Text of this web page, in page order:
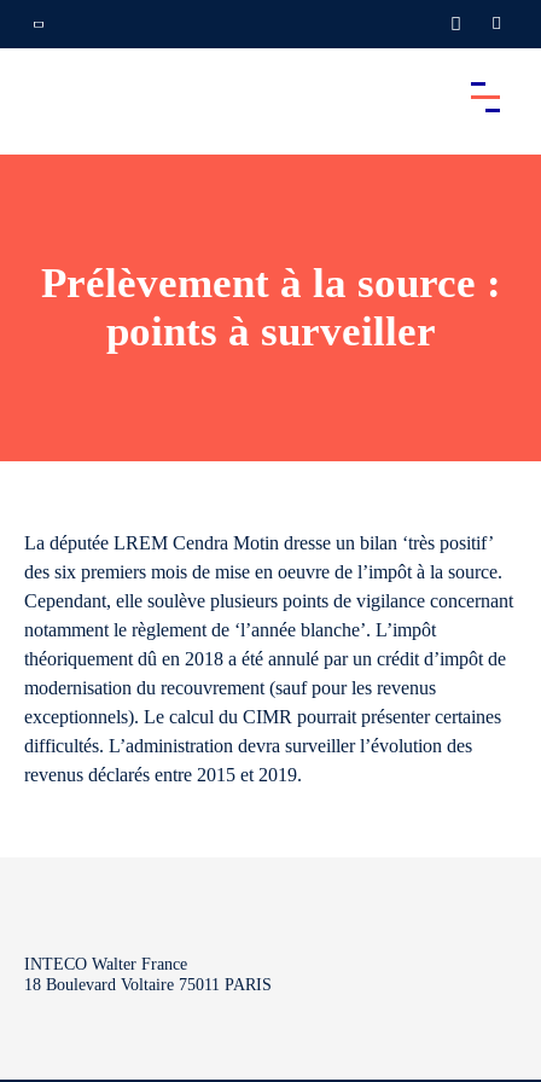
Prélèvement à la source :
points à surveiller
La députée LREM Cendra Motin dresse un bilan ‘très positif’
des six premiers mois de mise en oeuvre de l’impôt à la source.
Cependant, elle soulève plusieurs points de vigilance concernant
notamment le règlement de ‘l’année blanche’. L’impôt
théoriquement dû en 2018 a été annulé par un crédit d’impôt de
modernisation du recouvrement (sauf pour les revenus
exceptionnels). Le calcul du CIMR pourrait présenter certaines
difficultés. L’administration devra surveiller l’évolution des
revenus déclarés entre 2015 et 2019.
INTECO Walter France
18 Boulevard Voltaire 75011 PARIS